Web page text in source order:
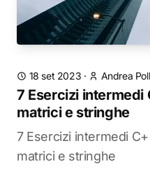
18 set 2023 · Andrea
7 Esercizi intermedi
matrici e stringhe
7 Esercizi intermedi
matrici e stringhe